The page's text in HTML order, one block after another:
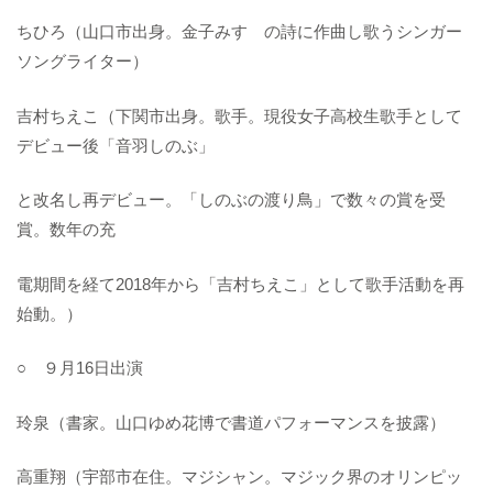
ちひろ（山口市出身。金子みすゞの詩に作曲し歌うシンガー
ソングライター）
吉村ちえこ（下関市出身。歌手。現役女子高校生歌手として
デビュー後「音羽しのぶ」
と改名し再デビュー。「しのぶの渡り鳥」で数々の賞を受
賞。数年の充
電期間を経て2018年から「吉村ちえこ」として歌手活動を再
始動。）
○ ９月16日出演
玲泉（書家。山口ゆめ花博で書道パフォーマンスを披露）
高重翔（宇部市在住。マジシャン。マジック界のオリンピッ